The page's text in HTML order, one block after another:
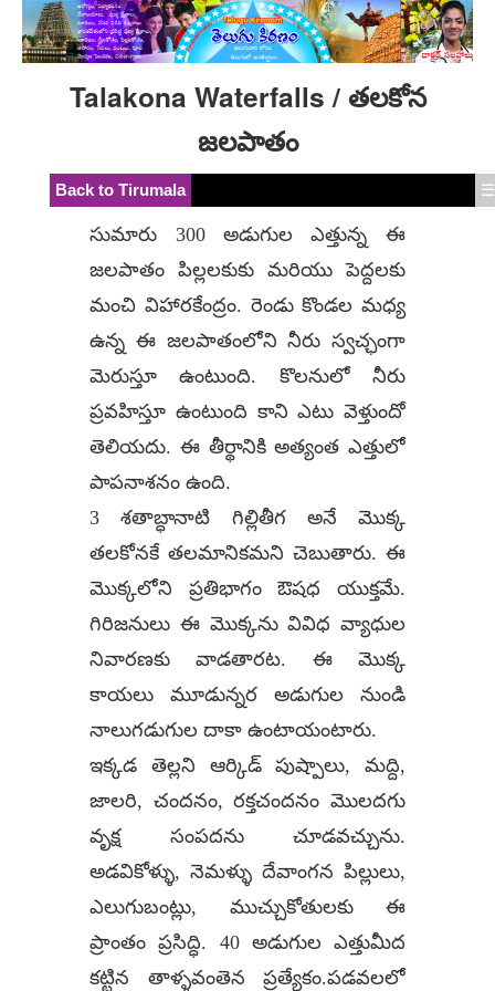
Talakona Waterfalls / తలకోన
జలపాతం
Back to Tirumala ☰
సుమారు 300 అడుగుల ఎత్తున్న ఈ
జలపాతం పిల్లలకుకు మరియు పెద్దలకు
మంచి విహారకేంద్రం. రెండు కొండల మధ్య
ఉన్న ఈ జలపాతంలోని నీరు స్వచ్ఛంగా
మెరుస్తూ ఉంటుంది. కొలనులో నీరు
ప్రవహిస్తూ ఉంటుంది కాని ఎటు వెళ్తుందో
తెలియదు. ఈ తీర్థానికి అత్యంత ఎత్తులో
పాపనాశనం ఉంది.
3 శతాబ్ధానాటి గిల్లితీగ అనే మొక్క
తలకోనకే తలమానికమని చెబుతారు. ఈ
మొక్కలోని ప్రతిభాగం ఔషధ యుక్తమే.
గిరిజనులు ఈ మొక్కను వివిధ వ్యాధుల
నివారణకు వాడతారట. ఈ మొక్క
కాయలు మూడున్నర అడుగుల నుండి
నాలుగడుగుల దాకా ఉంటాయంటారు.
ఇక్కడ తెల్లని ఆర్కిడ్‌ పుష్పాలు, మద్ది,
జాలరి, చందనం, రక్తచందనం మొలదగు
వృక్ష సంపదను చూడవచ్చును.
అడవికోళ్ళు, నెమళ్ళు దేవాంగన పిల్లులు,
ఎలుగుబంట్లు, ముచ్చుకోతులకు ఈ
ప్రాంతం ప్రసిద్ధి. 40 అడుగుల ఎత్తుమీద
కట్టిన తాళ్ళవంతెన ప్రత్యేకం.పడవలలో